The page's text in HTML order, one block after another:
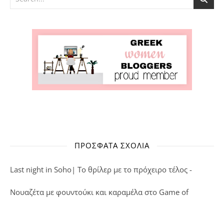
ΠΡΌΣΦΑΤΑ ΣΧΌΛΙΑ
Last night in Soho| Το θρίλερ με το πρόχειρο τέλος -
Νουαζέτα με φουντούκι και καραμέλα στο Game of